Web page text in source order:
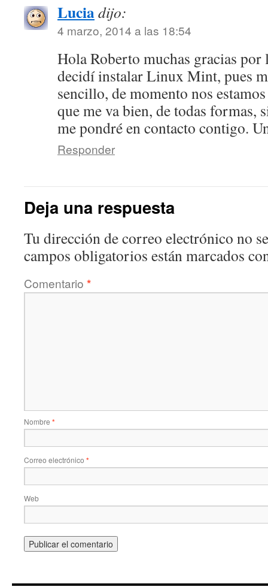
Luciadijo:
4 marzo, 2014 a las 18:54
Hola Roberto muchas gracias
decidí instalar Linux Mint, pues
sencillo, de momento nos
que me va bien, de todas formas,
me pondré en contacto contigo.
Responder
Deja una respuesta
Tu dirección de correo electrónico no
campos obligatorios están marcados
Comentario *
Nombre *
Correo electrónico *
Web